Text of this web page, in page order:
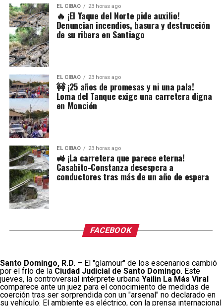
EL CIBAO 23 horas ago
🔥 ¡El Yaque del Norte pide auxilio!
Denuncian incendios, basura y destrucción
de su ribera en Santiago
EL CIBAO 23 horas ago
🚧 ¡25 años de promesas y ni una pala!
Loma del Tanque exige una carretera digna
en Monción
EL CIBAO 23 horas ago
🚜 ¡La carretera que parece eterna!
Casabito-Constanza desespera a
conductores tras más de un año de espera
FACEBOOK
Santo Domingo, R.D. – El "glamour" de los escenarios cambió
por el frío de la Ciudad Judicial de Santo Domingo. Este
jueves, la controversial intérprete urbana Yailin La Más Viral
comparece ante un juez para el conocimiento de medidas de
coerción tras ser sorprendida con un "arsenal" no declarado en
su vehículo. El ambiente es eléctrico, con la prensa internacional